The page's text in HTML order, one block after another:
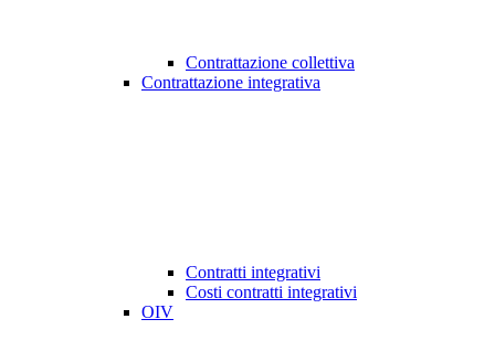
Contrattazione collettiva
Contrattazione integrativa
Contratti integrativi
Costi contratti integrativi
OIV